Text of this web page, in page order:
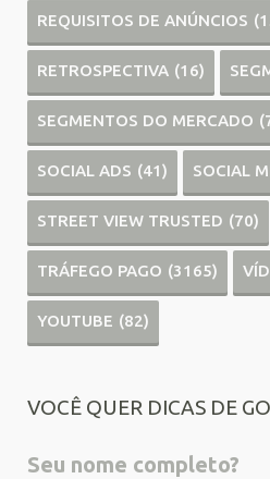
REQUISITOS DE ANÚNCIOS
RETROSPECTIVA (16)
SEGMENTOS DO MERCADO
SOCIAL ADS (41) SOCIAL
STREET VIEW TRUSTED (70)
TRÁFEGO PAGO (3165)
YOUTUBE (82)
VOCÊ QUER DICAS DE
Seu nome completo?